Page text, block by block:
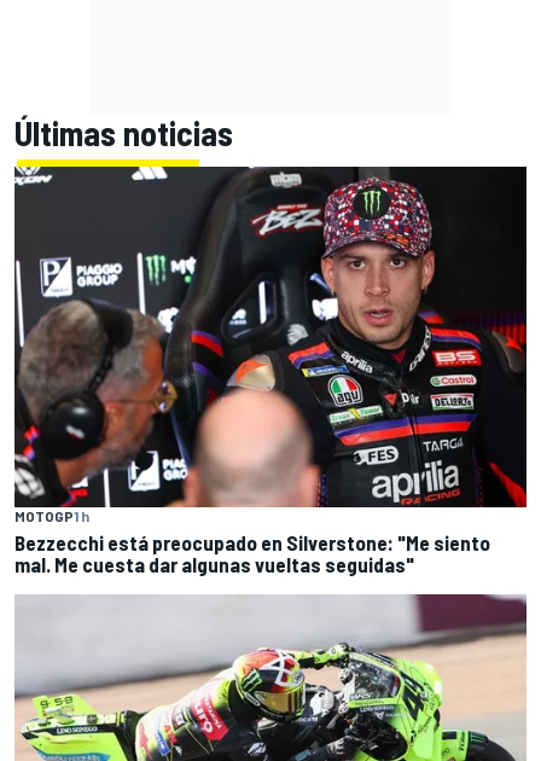
Últimas noticias
MOTOGP1 h
Bezzecchi está preocupado en Silverstone: "Me siento
mal. Me cuesta dar algunas vueltas seguidas"